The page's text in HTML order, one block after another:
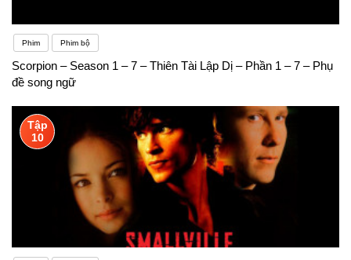
Phim Phim bộ
Scorpion – Season 1 – 7 – Thiên Tài Lập Dị – Phần 1 – 7 – Phụ
đề song ngữ
Tập
10